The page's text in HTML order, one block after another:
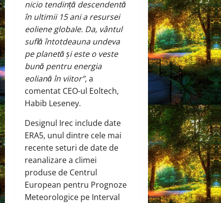
nicio tendință descendentă
în ultimii 15 ani a resursei
eoliene globale. Da, vântul
suflă întotdeauna undeva
pe planetă și este o veste
bună pentru energia
eoliană în viitor”,a
comentat CEO-ul Eoltech,
Habib Leseney.
Designul Irec include date
ERA5, unul dintre cele mai
recente seturi de date de
reanalizare a climei
produse de Centrul
European pentru Prognoze
Meteorologice pe Interval